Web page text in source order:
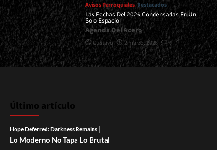
Avisos Parroquiales Destacados
Las Fechas Del 2026 Condensadas En Un
Solo Espacio
Agenda Del Acero
Gustavo 2 marzo, 2026 0
Último artículo
Hope Deferred: Darkness Remains |
Lo Moderno No Tapa Lo Brutal